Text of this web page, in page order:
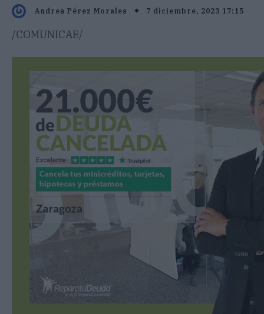
Andrea Pérez Morales 7 diciembre, 2023 17:15
/COMUNICAE/